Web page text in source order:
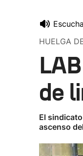
HUELGA
de
El
ascenso